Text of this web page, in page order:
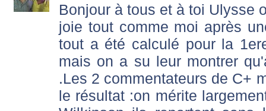
Bonjour à tous et à toi Ulysse
joie tout comme moi après
tout a été calculé pour la
mais on a su leur montrer
.Les 2 commentateurs de C+
le résultat :on mérite